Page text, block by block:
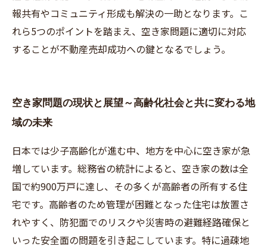
報共有やコミュニティ形成も解決の一助となります。こ
れら5つのポイントを踏まえ、空き家問題に適切に対応
することが不動産売却成功への鍵となるでしょう。
空き家問題の現状と展望～高齢化社会と共に変わる地
域の未来
日本では少子高齢化が進む中、地方を中心に空き家が急
増しています。総務省の統計によると、空き家の数は全
国で約900万戸に達し、その多くが高齢者の所有する住
宅です。高齢者のため管理が困難となった住宅は放置さ
れやすく、防犯面でのリスクや災害時の避難経路確保と
いった安全面の問題を引き起こしています。特に過疎地